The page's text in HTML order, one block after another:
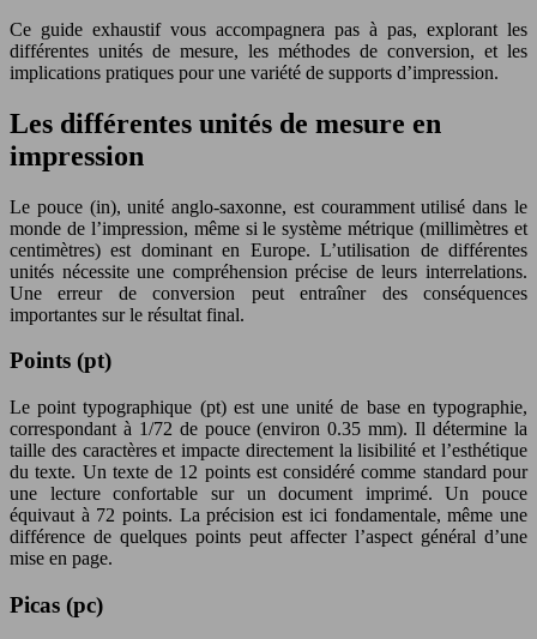
Ce guide exhaustif vous accompagnera pas à pas, explorant les
différentes unités de mesure, les méthodes de conversion, et les
implications pratiques pour une variété de supports d’impression.
Les différentes unités de mesure en
impression
Le pouce (in), unité anglo-saxonne, est couramment utilisé dans le
monde de l’impression, même si le système métrique (millimètres et
centimètres) est dominant en Europe. L’utilisation de différentes
unités nécessite une compréhension précise de leurs interrelations.
Une erreur de conversion peut entraîner des conséquences
importantes sur le résultat final.
Points (pt)
Le point typographique (pt) est une unité de base en typographie,
correspondant à 1/72 de pouce (environ 0.35 mm). Il détermine la
taille des caractères et impacte directement la lisibilité et l’esthétique
du texte. Un texte de 12 points est considéré comme standard pour
une lecture confortable sur un document imprimé. Un pouce
équivaut à 72 points. La précision est ici fondamentale, même une
différence de quelques points peut affecter l’aspect général d’une
mise en page.
Picas (pc)